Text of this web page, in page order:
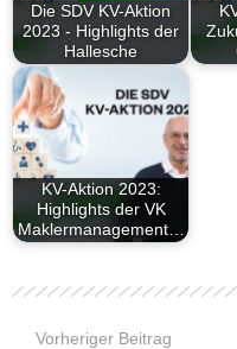
Die SDV KV-Aktion
2023 - Highlights der
Hallesche
KV-Aktion 2023:
Highlights der VK
Maklermanagement…
Vorheriger Beitrag